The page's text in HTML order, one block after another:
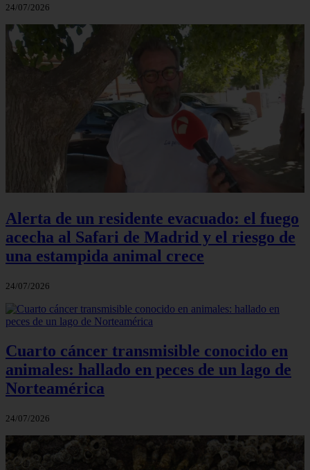
24/07/2026
Alerta de un residente evacuado: el fuego
acecha al Safari de Madrid y el riesgo de
una estampida animal crece
24/07/2026
Cuarto cáncer transmisible conocido en
animales: hallado en peces de un lago de
Norteamérica
24/07/2026